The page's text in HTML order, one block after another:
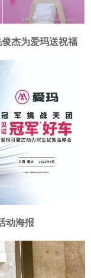
杰为爱玛送祝福
动海报